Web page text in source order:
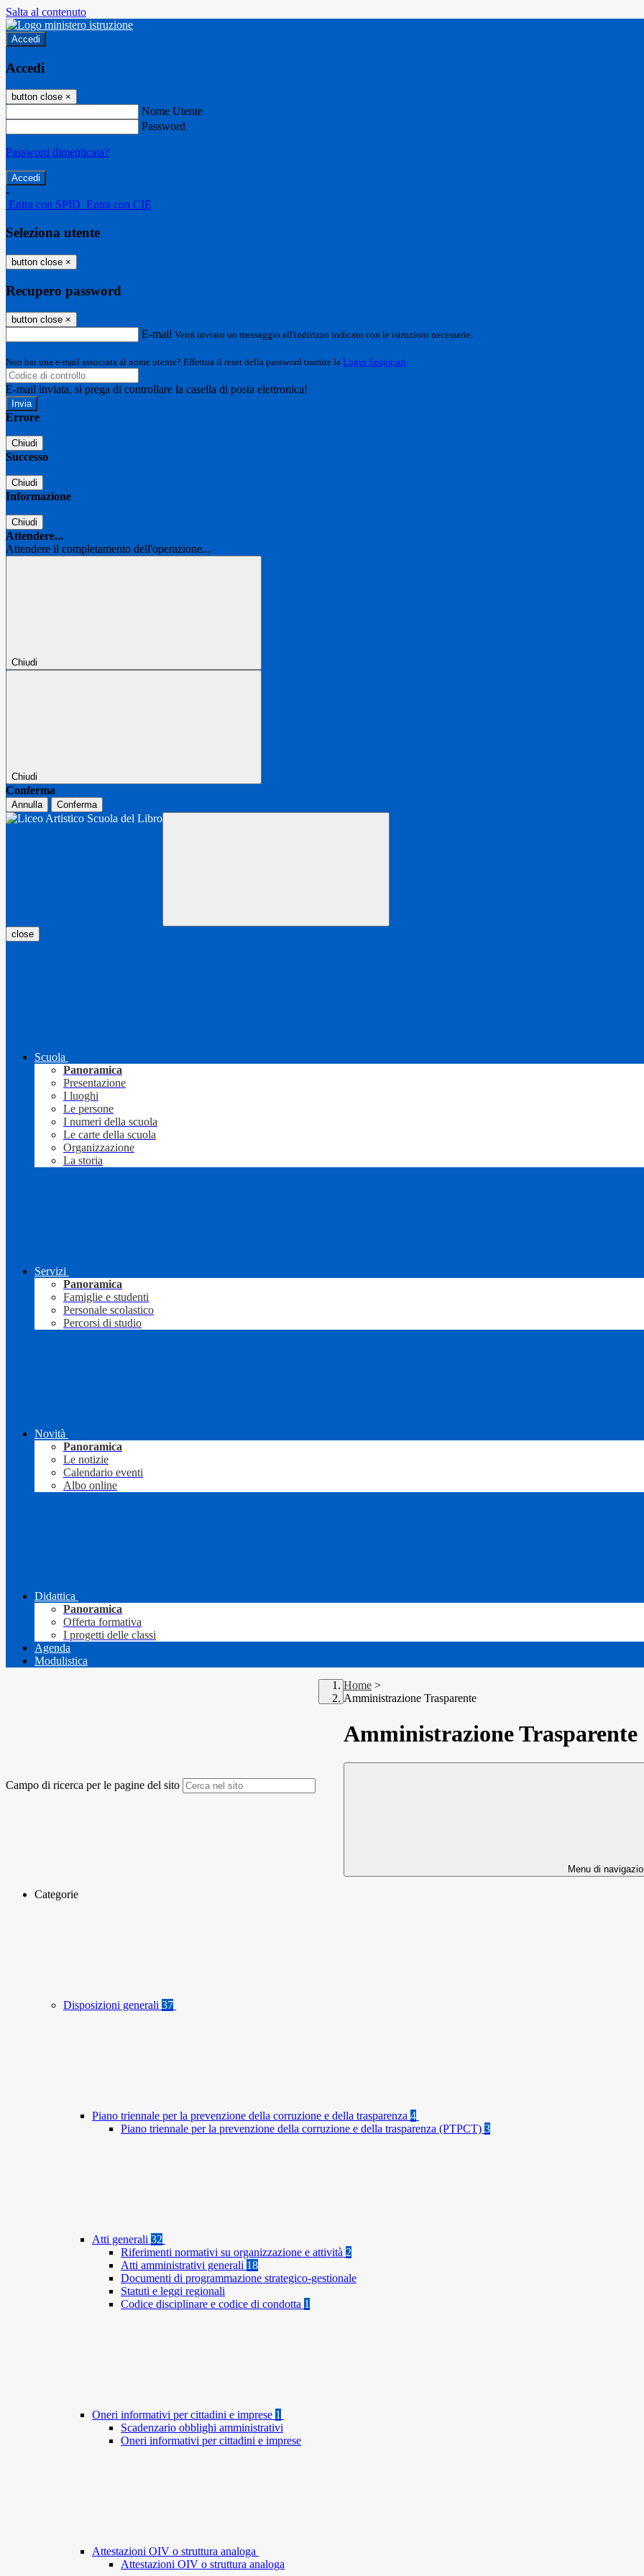
Salta al contenuto
Accedi
Accedi
button close ×
Nome Utente
Password
Password dimenticata?
-
Entra con SPID Entra con CIE
Seleziona utente
button close ×
Recupero password
button close ×
E-mail Verrà inviato un messaggio all'indirizzo indicato con le istruzioni necessarie.
Non hai una e-mail associata al nome utente? Effettua il reset della password tramite la Login Spaggiari
E-mail inviata, si prega di controllare la casella di posta elettronica!
Errore
Chiudi
Successo
Chiudi
Informazione
Chiudi
Attendere...
Attendere il completamento dell'operazione...
Chiudi
Chiudi
Conferma
Annulla Conferma
close
Scuola
Panoramica
Presentazione
I luoghi
Le persone
I numeri della scuola
Le carte della scuola
Organizzazione
La storia
Servizi
Panoramica
Famiglie e studenti
Personale scolastico
Percorsi di studio
Novità
Panoramica
Le notizie
Calendario eventi
Albo online
Didattica
Panoramica
Offerta formativa
I progetti delle classi
Agenda
Modulistica
Campo di ricerca per le pagine del sito
Home >
Amministrazione Trasparente
Amministrazione Trasparente
Menu di
Categorie
Disposizioni generali 37
Piano triennale per la prevenzione della corruzione e della trasparenza 4
Piano triennale per la prevenzione della corruzione e della trasparenza (PTPCT) 3
Atti generali 32
Riferimenti normativi su organizzazione e attività 2
Atti amministrativi generali 18
Documenti di programmazione strategico-gestionale
Statuti e leggi regionali
Codice disciplinare e codice di condotta 1
Oneri informativi per cittadini e imprese 1
Scadenzario obblighi amministrativi
Oneri informativi per cittadini e imprese
Attestazioni OIV o struttura analoga
Attestazioni OIV o struttura analoga